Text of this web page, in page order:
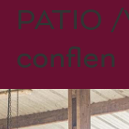
PATIO
conflen